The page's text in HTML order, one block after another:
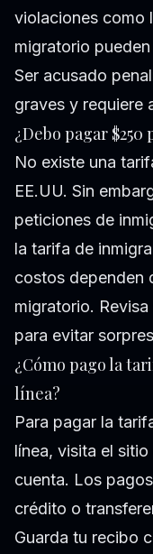
violaciones como
migratorio
Ser acusado
graves y requiere
¿Debo pagar $250
No existe una
EE.UU. Sin
peticiones de
la tarifa de
costos dependen
migratorio.
para evitar
¿Cómo pago la
línea?
Para pagar la
línea, visita el
cuenta. Los
crédito o
Guarda tu recibo